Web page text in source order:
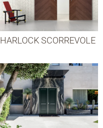
HARLOCK SCORREVOLE